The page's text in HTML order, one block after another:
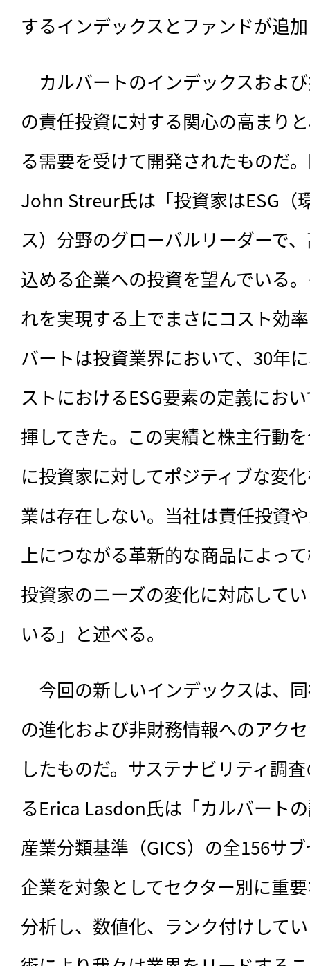
するインデックスとファンドが追
カルバートのインデックスおよ
の責任投資に対する関心の高まり
る需要を受けて開発されたものだ
John Streur氏は「投資家はESG（
ス）分野のグローバルリーダーで
込める企業への投資を望んでいる
れを実現する上でまさにコスト効
バートは投資業界において、30年
ストにおけるESG要素の定義にお
揮してきた。この実績と株主行動
に投資家に対してポジティブな変
業は存在しない。当社は責任投資
上につながる革新的な商品によっ
投資家のニーズの変化に対応して
いる」と述べる。
今回の新しいインデックスは、
の進化および非財務情報へのアク
したものだ。サステナビリティ調
るErica Lasdon氏は「カルバート
産業分類基準（GICS）の全156サ
企業を対象としてセクター別に重
分析し、数値化、ランク付けして